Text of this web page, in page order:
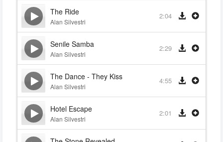
The Ride
Alan Silvestri
2:04
Senile Samba
Alan Silvestri
2:29
The Dance - They Kiss
Alan Silvestri
4:55
Hotel Escape
Alan Silvestri
2:01